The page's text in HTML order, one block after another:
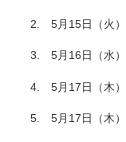
2. 5月15日（火）福
3. 5月16日（水）勝
4. 5月17日（木）
5. 5月17日（木）小